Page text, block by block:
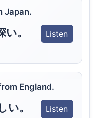
Japan.
。 Listen
England.
い。 Listen